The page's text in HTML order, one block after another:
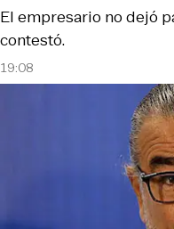
19:08
El empresario no dejó
contestó.